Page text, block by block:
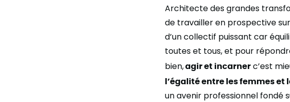
Architecte des grandes
de travailler en prospective
d’un collectif puissant car
toutes et tous, et pour
bien,agir et incarner c’est
l’égalité entre les femmes et
un avenir professionnel fondé